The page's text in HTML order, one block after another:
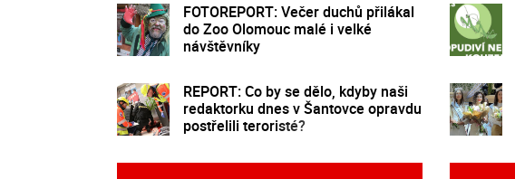
FOTOREPORT: Večer duchů přilákal
do Zoo Olomouc malé i velké
návštěvníky
REPORT: Co by se dělo, kdyby naši
redaktorku dnes v Šantovce opravdu
postřelili teroristé?